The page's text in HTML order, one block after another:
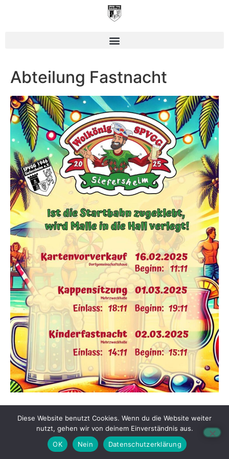
Abteilung Fastnacht
Impressum
Datenschutzerklärung
Diese Website benutzt Cookies. Wenn du die Website weiter
nutzt, gehen wir von deinem Einverständnis aus.
OK
Nein Datenschutzerklärung